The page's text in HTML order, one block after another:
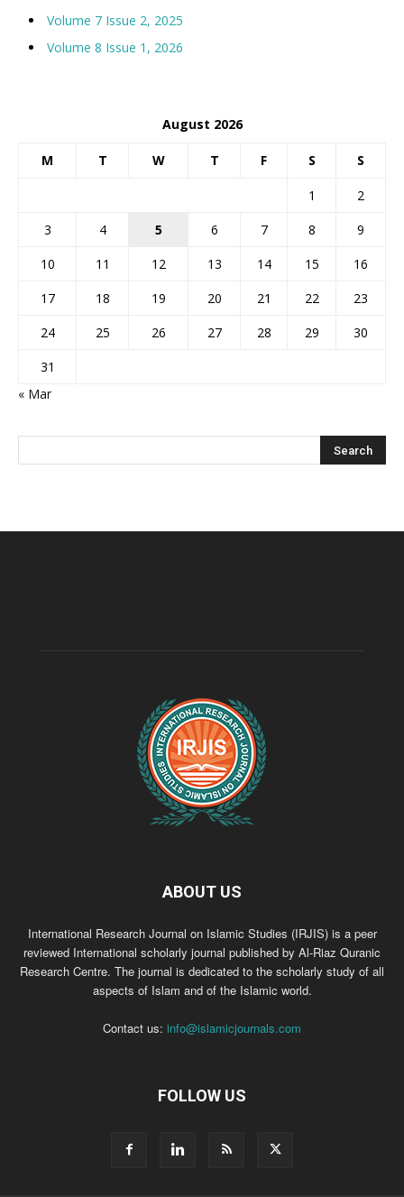
Volume 7 Issue 2, 2025
Volume 8 Issue 1, 2026
August 2026
M T W T F S S
1
2
3
4 5 6 7 8
9
10
11 12 13 14 15
16
17
18 19 20 21 22
23
24
25 26 27 28 29
30
31
« Mar
ABOUT US
International Research Journal on Islamic Studies (IRJIS) is a peer
reviewed International scholarly journal published by Al-Riaz Quranic
Research Centre. The journal is dedicated to the scholarly study of all
aspects of Islam and of the Islamic world.
Contact us: info@islamicjournals.com
FOLLOW US